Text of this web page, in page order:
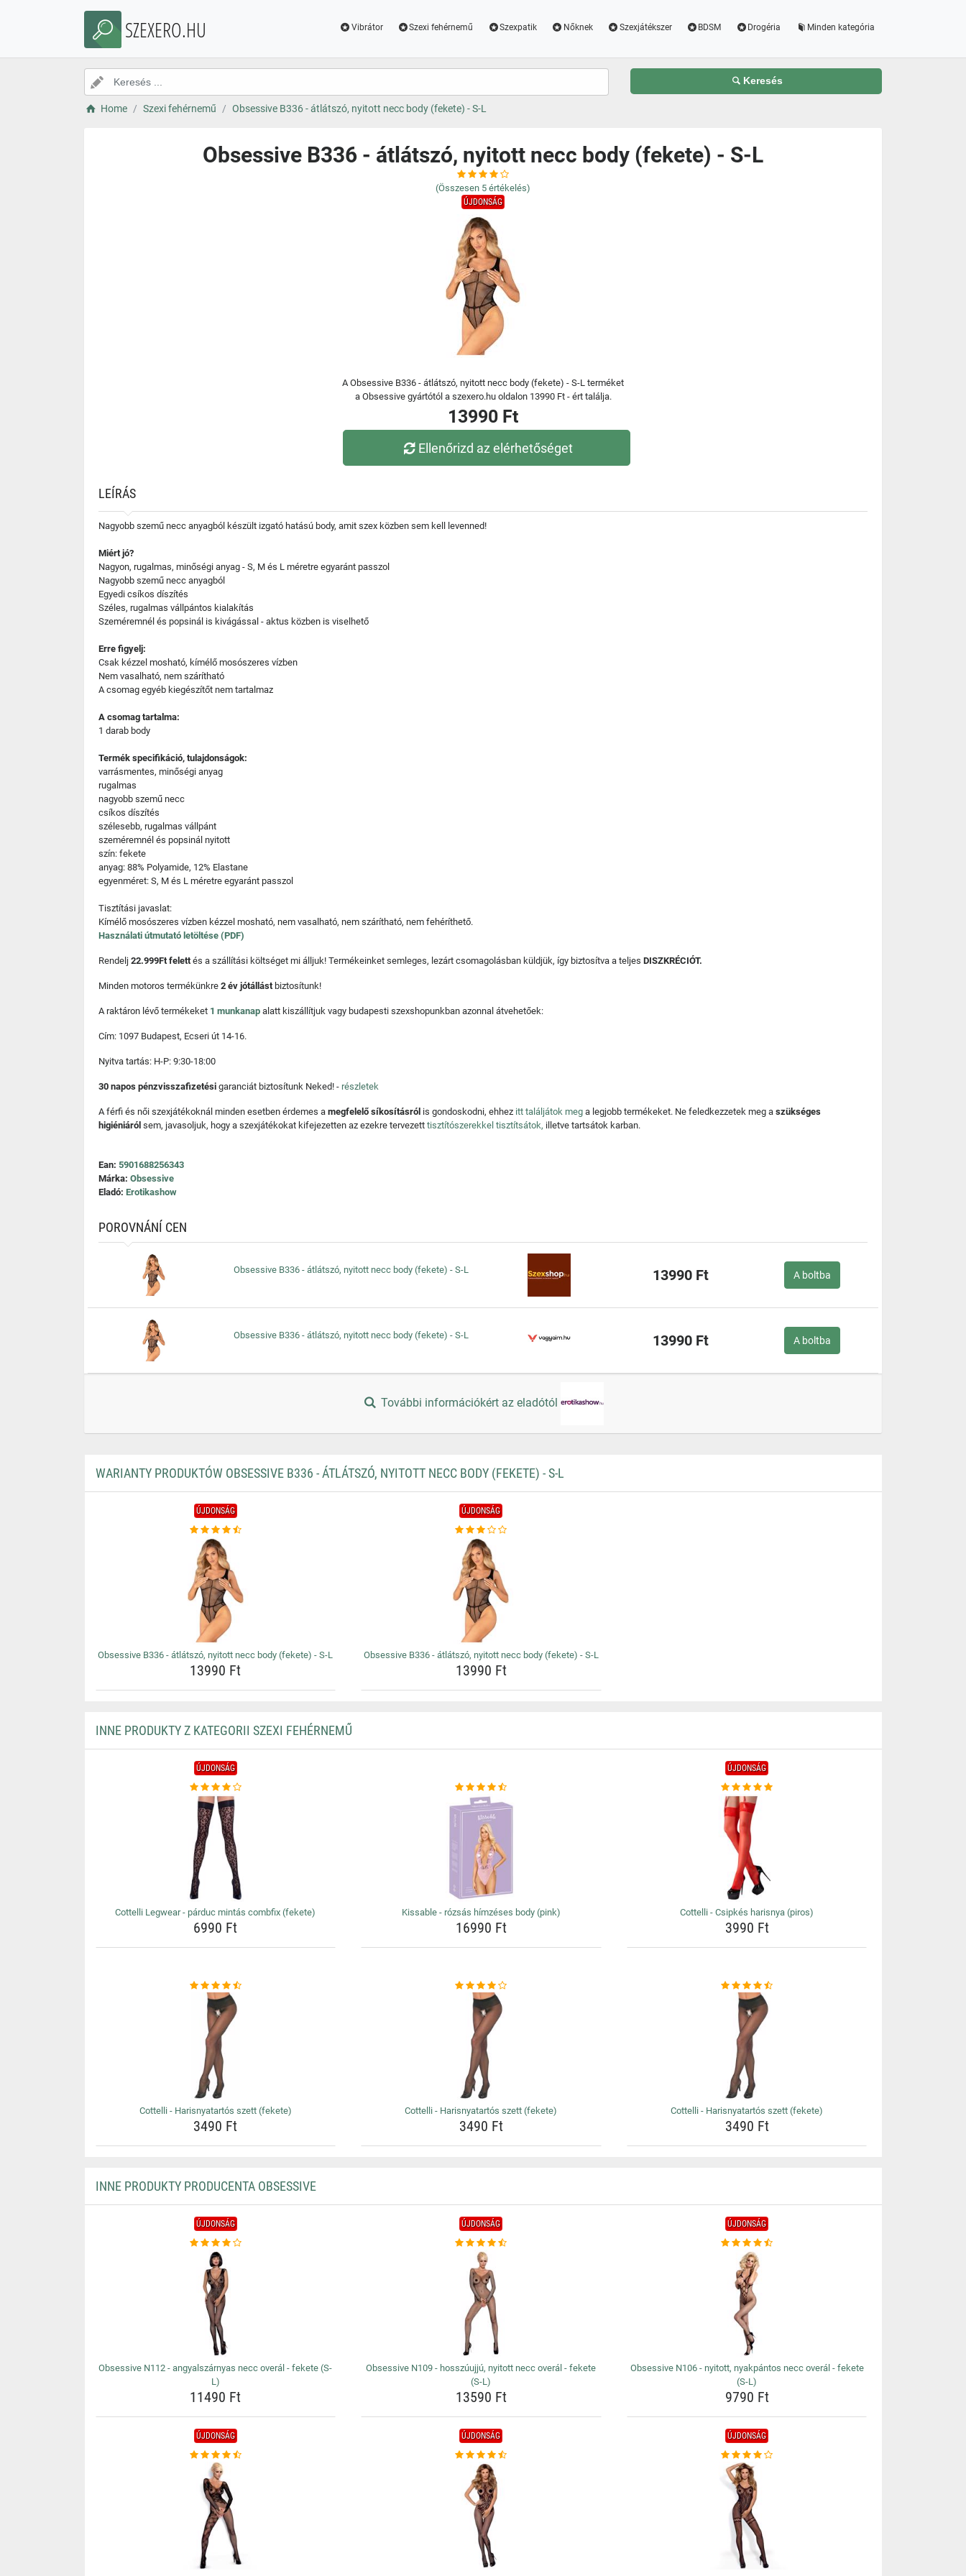
SZEXERO.HU Vibrátor Szexi fehérnemű Szexpatik Nőknek Szexjátékszer BDSM Drogéria Minden kategória
Keresés
Home Szexi fehérnemű Obsessive B336 - átlátszó, nyitott necc body (fekete) - S-L
Obsessive B336 - átlátszó, nyitott necc body (fekete) - S-L
(Összesen 5 értékelés)
ÚJDONSÁG
A Obsessive B336 - átlátszó, nyitott necc body (fekete) - S-L terméket
a Obsessive gyártótól a szexero.hu oldalon 13990 Ft - ért találja.
13990 Ft
Ellenőrizd az elérhetőséget
LEÍRÁS
Nagyobb szemű necc anyagból készült izgató hatású body, amit szex közben sem kell levenned!
Miért jó?
Nagyon, rugalmas, minőségi anyag - S, M és L méretre egyaránt passzol
Nagyobb szemű necc anyagból
Egyedi csíkos díszítés
Széles, rugalmas vállpántos kialakítás
Szeméremnél és popsinál is kivágással - aktus közben is viselhető
Erre figyelj:
Csak kézzel mosható, kímélő mosószeres vízben
Nem vasalható, nem szárítható
A csomag egyéb kiegészítőt nem tartalmaz
A csomag tartalma:
1 darab body
Termék specifikáció, tulajdonságok:
varrásmentes, minőségi anyag
rugalmas
nagyobb szemű necc
csíkos díszítés
szélesebb, rugalmas vállpánt
szeméremnél és popsinál nyitott
szín: fekete
anyag: 88% Polyamide, 12% Elastane
egyenméret: S, M és L méretre egyaránt passzol
Tisztítási javaslat:
Kímélő mosószeres vízben kézzel mosható, nem vasalható, nem szárítható, nem fehéríthető.
Használati útmutató letöltése (PDF)
Rendelj 22.999Ft felettés a szállítási költséget mi álljuk! Termékeinket semleges, lezárt csomagolásban küldjük, így biztosítva a teljes DISZKRÉCIÓT.
Minden motoros termékünkre 2 év jótállást biztosítunk!
A raktáron lévő termékeket 1 munkanap alatt kiszállítjuk vagy budapesti szexshopunkban azonnal átvehetőek:
Cím: 1097 Budapest, Ecseri út 14-16.
Nyitva tartás: H-P: 9:30-18:00
30 napos pénzvisszafizetési garanciát biztosítunk Neked! - részletek
A férfi és női szexjátékoknál minden esetben érdemes a megfelelő síkosításról is gondoskodni, ehhez itt találjátok meg a legjobb termékeket. Ne feledkezzetek meg a szükséges
higiéniáról sem, javasoljuk, hogy a szexjátékokat kifejezetten az ezekre tervezett tisztítószerekkel tisztítsátok, illetve tartsátok karban.
Ean: 5901688256343
Márka: Obsessive
Eladó: Erotikashow
POROVNÁNÍ CEN
Obsessive B336 - átlátszó, nyitott necc body (fekete) - S-L 13990 Ft A boltba
Obsessive B336 - átlátszó, nyitott necc body (fekete) - S-L 13990 Ft A boltba
További információkért az eladótól
WARIANTY PRODUKTÓW OBSESSIVE B336 - ÁTLÁTSZÓ, NYITOTT NECC BODY (FEKETE) - S-L
ÚJDONSÁG
Obsessive B336 - átlátszó, nyitott necc body (fekete) - S-L
13990 Ft
ÚJDONSÁG
Obsessive B336 - átlátszó, nyitott necc body (fekete) - S-L
13990 Ft
INNE PRODUKTY Z KATEGORII SZEXI FEHÉRNEMŰ
ÚJDONSÁG
Cottelli Legwear - párduc mintás combfix (fekete)
6990 Ft
Kissable - rózsás hímzéses body (pink)
16990 Ft
ÚJDONSÁG
Cottelli - Csipkés harisnya (piros)
3990 Ft
Cottelli - Harisnyatartós szett (fekete)
3490 Ft
Cottelli - Harisnyatartós szett (fekete)
3490 Ft
Cottelli - Harisnyatartós szett (fekete)
3490 Ft
INNE PRODUKTY PRODUCENTA OBSESSIVE
ÚJDONSÁG
Obsessive N112 - angyalszárnyas necc overál - fekete (S-
L)
11490 Ft
ÚJDONSÁG
Obsessive N109 - hosszúujjú, nyitott necc overál - fekete
(S-L)
13590 Ft
ÚJDONSÁG
Obsessive N106 - nyitott, nyakpántos necc overál - fekete
(S-L)
9790 Ft
ÚJDONSÁG ÚJDONSÁG ÚJDONSÁG